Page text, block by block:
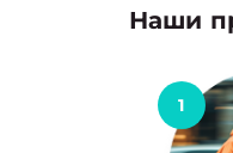
Наши
1